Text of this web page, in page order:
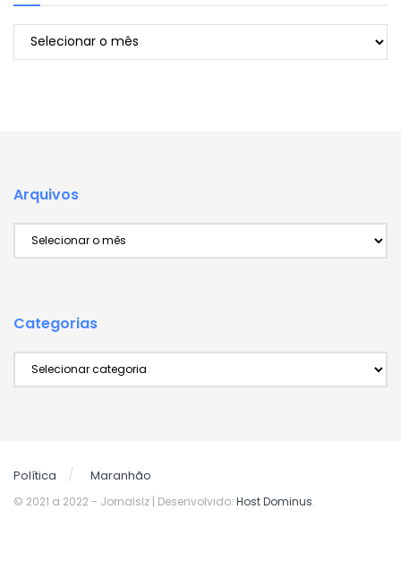
Arquivos
Arquivos
Categorias
Política Maranhão
© 2021 a 2022 - Jornalslz | Desenvolvido: Host Dominus.